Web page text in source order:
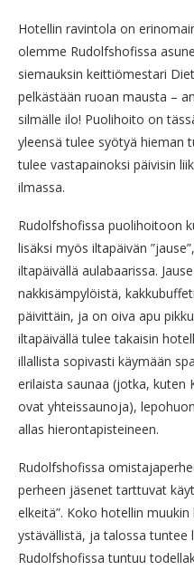
Hotellin ravintola on
olemme Rudolfshofissa
siemauksin keittiömestari
pelkästään ruoan mausta –
silmälle ilo! Puolihoito on
yleensä tulee syötyä hieman
tulee vastapainoksi päivisin
ilmassa.
Rudolfshofissa puolihoitoon
lisäksi myös iltapäivän
iltapäivällä aulabaarissa.
nakkisämpylöistä,
päivittäin, ja on oiva apu
iltapäivällä tulee takaisin
illallista sopivasti käymään
erilaista saunaa (jotka, kuten
ovat yhteissaunoja),
allas hierontapisteineen.
Rudolfshofissa
perheen jäsenet tarttuvat
elkeitä”. Koko hotellin
ystävällistä, ja talossa tuntee
Rudolfshofissa tuntuu